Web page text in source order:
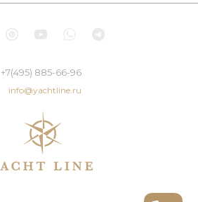
+7(495) 885-66-96
info@yachtline.ru